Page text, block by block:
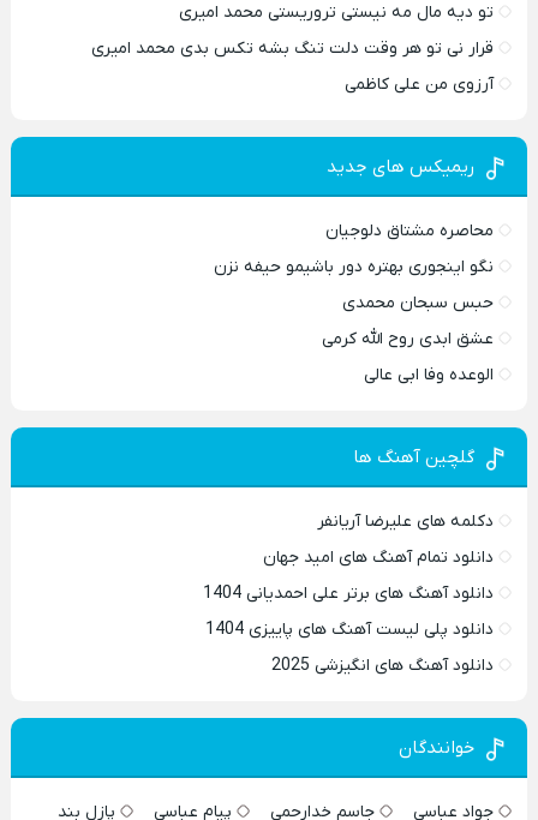
تو دیه مال مه نیستی تروریستی محمد امیری
قرار نی تو هر وقت دلت تنگ بشه تکس بدی محمد امیری
آرزوی من علی کاظمی
ریمیکس های جدید
محاصره مشتاق دلوجیان
نگو اینجوری بهتره دور باشیمو حیفه نزن
حبس سبحان محمدی
عشق ابدی روح الله کرمی
الوعده وفا ابی عالی
گلچین آهنگ ها
دکلمه های علیرضا آریانفر
دانلود تمام آهنگ های امید جهان
دانلود آهنگ های برتر علی احمدیانی 1404
دانلود پلی لیست آهنگ های پاییزی 1404
دانلود آهنگ های انگیزشی 2025
خوانندگان
جواد عباسی جاسم خدارحمی پیام عباسی
پازل بند